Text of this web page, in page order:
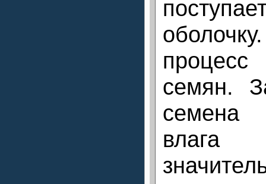
семян.
семена
влага